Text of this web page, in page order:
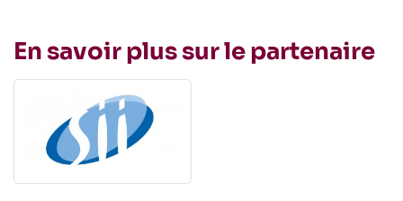
En savoir plus sur le partenaire